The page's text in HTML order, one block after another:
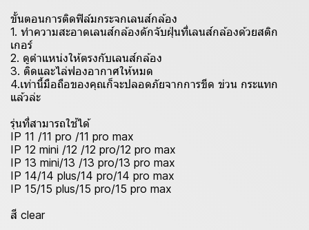
ขั้นตอนการติดฟิล์มกระจกเลนส์กล้อง
1. ทำความสะอาดเลนส์กล้องดักจับฝุ่นที่เลนส์กล้องด้วยสติก
เกอร์
2. ดูตำแหน่งให้ตรงกับเลนส์กล้อง
3. ติดและไล่ฟองอากาศให้หมด
4.เท่านี้มือถือของคุณก็จะปลอดภัยจากการขีด ข่วน กระแทก
แล้วล่ะ
รุ่นที่สามารถใช้ได้
IP 11 /11 pro /11 pro max
IP 12 mini /12 /12 pro/12 pro max
IP 13 mini/13 /13 pro/13 pro max
IP 14/14 plus/14 pro/14 pro max
IP 15/15 plus/15 pro/15 pro max
สี clear